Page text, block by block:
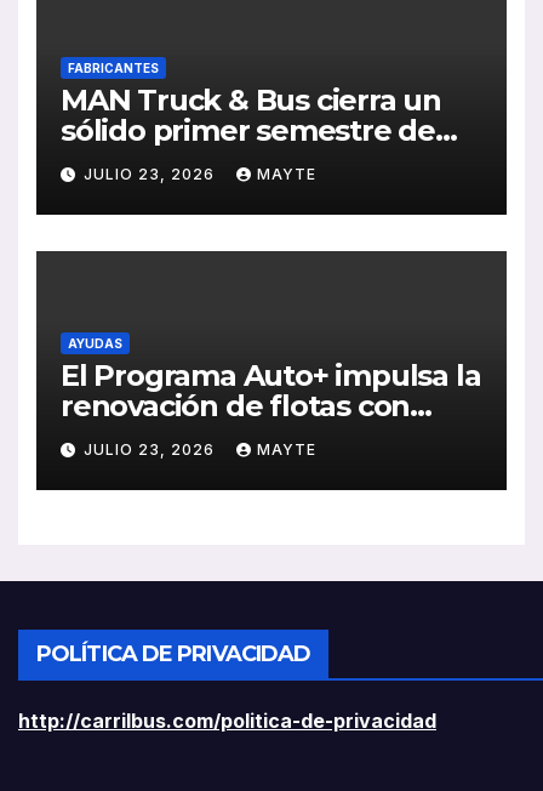
FABRICANTES
MAN Truck & Bus cierra un
sólido primer semestre de
2026 con crecimiento en
ventas, pedidos y
rentabilidad
JULIO 23, 2026 MAYTE
AYUDAS
El Programa Auto+ impulsa la
renovación de flotas con
ayudas a vehículos eléctricos
ligeros
JULIO 23, 2026 MAYTE
POLÍTICA DE PRIVACIDAD
http://carrilbus.com/politica-de-privacidad